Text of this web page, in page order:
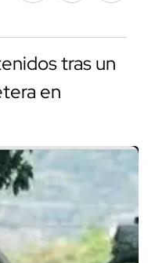
tras un
en